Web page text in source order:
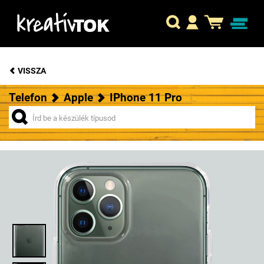
VISSZA
Telefon Apple IPhone 11 Pro